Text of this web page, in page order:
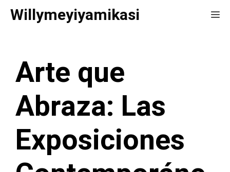
Saltar
Willymeyiyamikasi
Arte que
Abraza: Las
Exposiciones